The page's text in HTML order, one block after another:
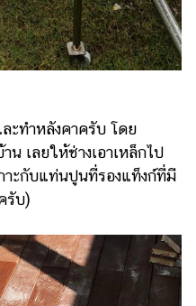
ทำหลังคาครับ โดย
น เลยให้ช่างเอาเหล็กไป
กาะกับแท่นปูนที่รองแท็งก์ที่มี
รับ)